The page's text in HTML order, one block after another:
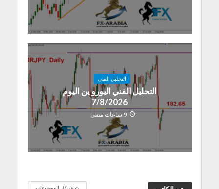
التحليل الفنى
التحليل الفني اليورو ين اليوم
7/8/2026
9 ساعات مضى
شاهد كل الموضوعات